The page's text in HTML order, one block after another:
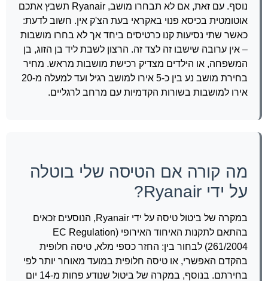
נוסף. עם זאת, אם לא תבחרו מושב, Ryanair תשבץ אתכם
אוטומטית בכיסא פנוי באקראי בעת הצ'ק אין. חשוב לדעת:
כאשר שתי נסיעות קנו כרטיסים ביחד אך לא בחרו מושבות
– אין ערובה שישבו זה לצד זה. הרצון לשבת ליד בן הזוג, בן
המשפחה, או הילדים מצדיק רכישת מושבות מראש. מחיר
בחירת מושב נע בין כ-5 אירו למושב רגיל ועד למעלה מ-20
אירו למושבות בשורות הקדמיות עם מרחב לרגליים.
מה קורה אם הטיסה שלי בוטלה
על ידי Ryanair?
במקרה של ביטול טיסה על ידי Ryanair, הנוסעים זכאים
בהתאם לתקנות האיחוד האירופי (EC Regulation
261/2004) לבחור בין: החזר כספי מלא, טיסה חלופית
בהקדם האפשרי, או טיסה חלופית במועד מאוחר יותר לפי
בחירתם. בנוסף, במקרה של ביטול שנודע פחות מ-14 יום